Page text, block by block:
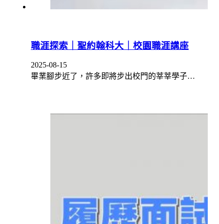
職涯探索｜聖約翰科大｜校園職涯講座
2025-08-15
畢業腳步近了，許多即將步出校門的莘莘學子…